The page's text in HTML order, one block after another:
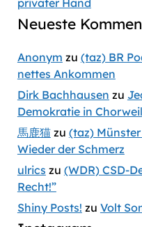
privater Hand
Neueste
Anonym zu (taz) BR
nettes Ankommen
Dirk Bachhausen zu
Demokratie in
馬鹿猫zu (taz)
Wieder der Schmerz
ulrics zu (WDR) CSD-
Recht!”
Shiny Posts! zu Volt